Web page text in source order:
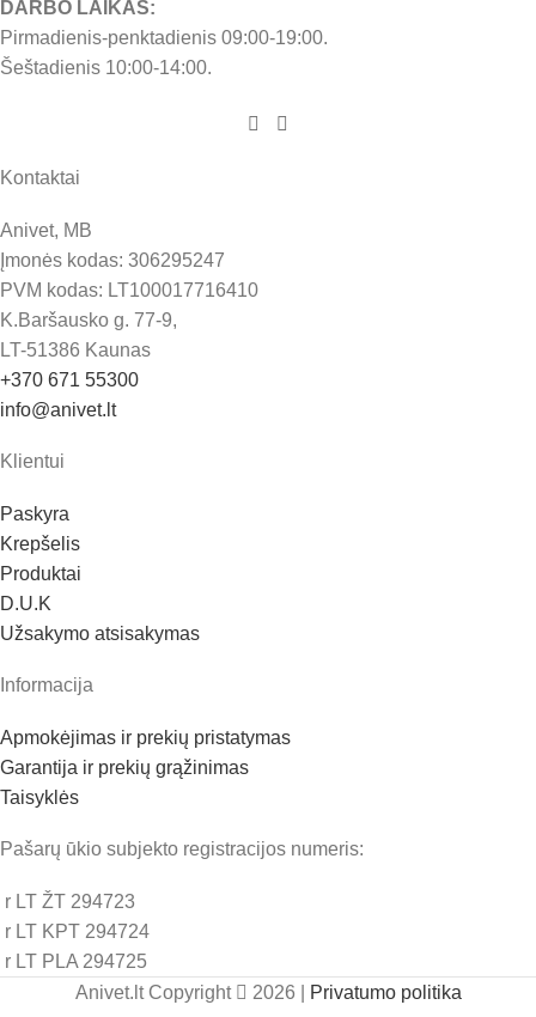
DARBO LAIKAS:
Pirmadienis-penktadienis 09:00-19:00.
Šeštadienis 10:00-14:00.
Kontaktai
Anivet, MB
Įmonės kodas: 306295247
PVM kodas: LT100017716410
K.Baršausko g. 77-9,
LT-51386 Kaunas
+370 671 55300
info@anivet.lt
Klientui
Paskyra
Krepšelis
Produktai
D.U.K
Užsakymo atsisakymas
Informacija
Apmokėjimas ir prekių pristatymas
Garantija ir prekių grąžinimas
Taisyklės
Pašarų ūkio subjekto registracijos numeris:
r LT ŽT 294723
r LT KPT 294724
r LT PLA 294725
Anivet.lt Copyright
2026 | Privatumo politika